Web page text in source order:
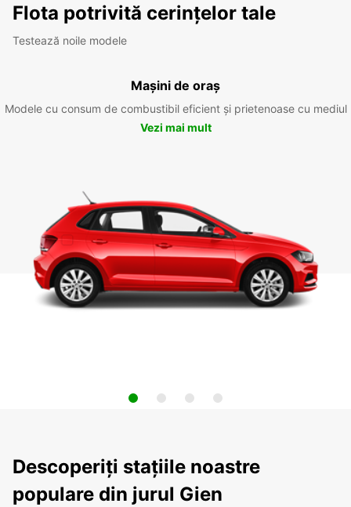
Flota potrivită cerințelor tale
Testează noile modele
Mașini de oraș
Modele cu consum de combustibil eficient și prietenoase cu mediul
Vezi mai mult
Descoperiți stațiile noastre
populare din jurul Gien